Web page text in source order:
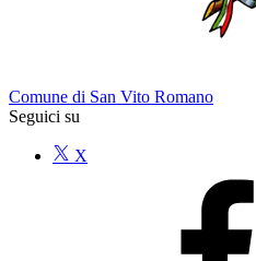
Comune di San Vito Romano
Seguici su
X